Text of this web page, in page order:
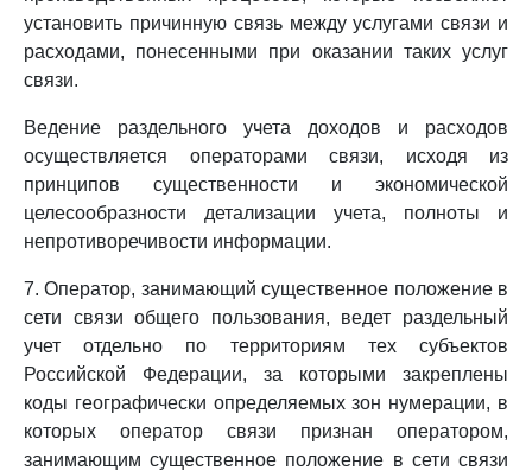
установить причинную связь между услугами связи и
расходами, понесенными при оказании таких услуг
связи.
Ведение раздельного учета доходов и расходов
осуществляется операторами связи, исходя из
принципов существенности и экономической
целесообразности детализации учета, полноты и
непротиворечивости информации.
7. Оператор, занимающий существенное положение в
сети связи общего пользования, ведет раздельный
учет отдельно по территориям тех субъектов
Российской Федерации, за которыми закреплены
коды географически определяемых зон нумерации, в
которых оператор связи признан оператором,
занимающим существенное положение в сети связи